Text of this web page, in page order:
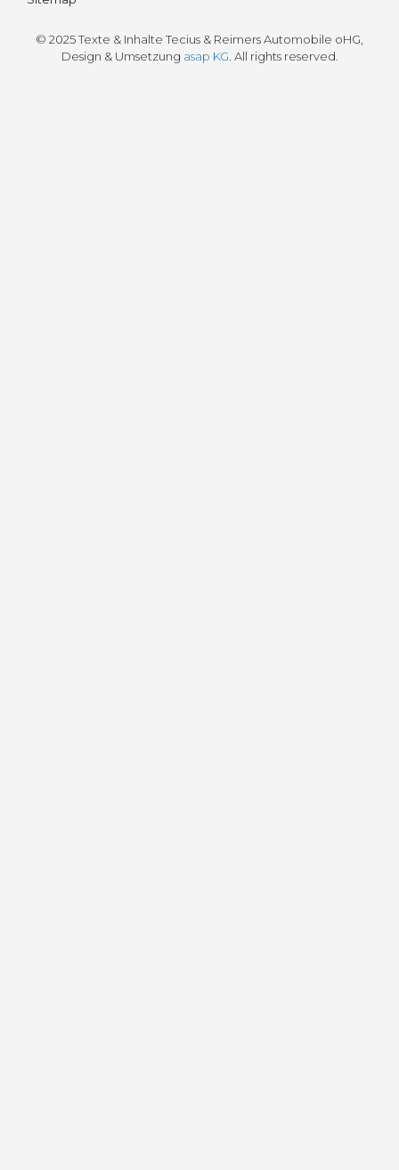
© 2025 Texte & Inhalte Tecius & Reimers Automobile oHG,
Design & Umsetzung asap KG . All rights reserved.